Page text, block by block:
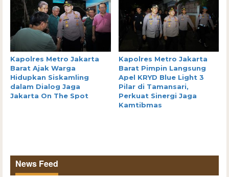
Kapolres Metro Jakarta
Barat Ajak Warga
Hidupkan Siskamling
dalam Dialog Jaga
Jakarta On The Spot
Kapolres Metro Jakarta
Barat Pimpin Langsung
Apel KRYD Blue Light 3
Pilar di Tamansari,
Perkuat Sinergi Jaga
Kamtibmas
News Feed